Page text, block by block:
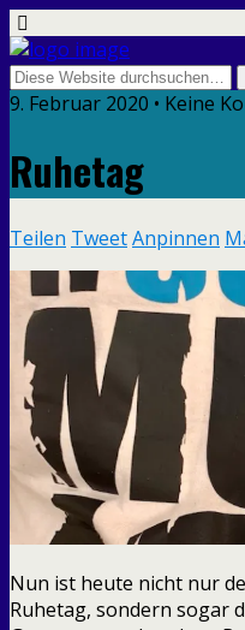
9. Februar 2020 • Keine
Ruhetag
Teilen TweetAnpinnen
Nun ist heute nicht nur
Ruhetag, sondern sogar